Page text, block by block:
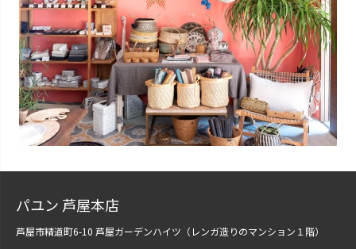
パユン 芦屋本店
芦屋市精道町6-10 芦屋ガーデンハイツ（レンガ造りのマンション１階）